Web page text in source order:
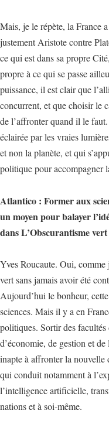
Mais, je le répète, la France
justement Aristote contre
ce qui est dans sa propre
propre à ce qui se passe
puissance, il est clair que
concurrent, et que choisir le
de l’affronter quand il le
éclairée par les vraies
et non la planète, et qui
politique pour accompagner
Atlantico : Former aux
un moyen pour balayer
dans L’Obscurantisme vert
Yves Roucaute. Oui, comme
vert sans jamais avoir été
Aujourd’hui le bonheur,
sciences. Mais il y a en
politiques. Sortir des
d’économie, de gestion et
inapte à affronter la nouvelle
qui conduit notamment à
l’intelligence artificielle,
nations et à soi-même.